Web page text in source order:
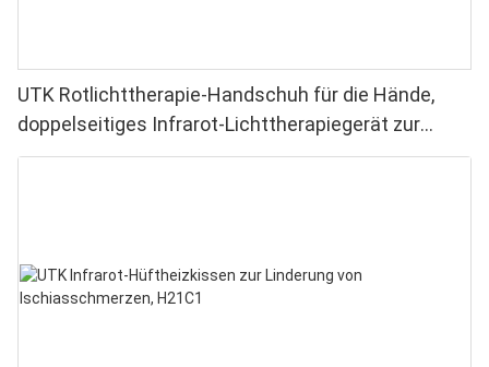
UTK Rotlichttherapie-Handschuh für die Hände,
doppelseitiges Infrarot-Lichttherapiegerät zur
Linderung von Finger- und Handgelenkschmerzen –